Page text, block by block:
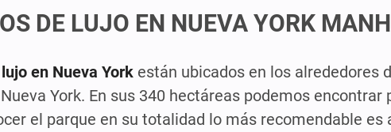
DE LUJO EN NUEVA YORK
en Nueva York están ubicados en los alrededores
York. En sus 340 hectáreas podemos encontrar
el parque en su totalidad lo más recomendable es